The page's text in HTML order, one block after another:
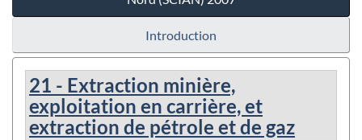
Introduction
21 - Extraction minière,
exploitation en carrière, et
extraction de pétrole et de gaz